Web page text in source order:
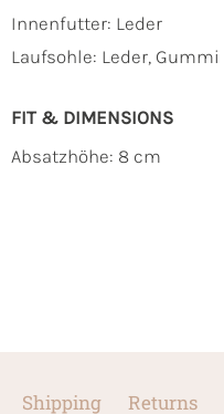
Innenfutter: Leder
Laufsohle: Leder, Gummi
FIT & DIMENSIONS
Absatzhöhe: 8 cm
Shipping Returns